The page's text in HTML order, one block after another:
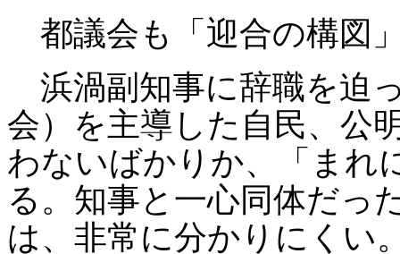
都議会も「迎合の構図
浜渦副知事に辞職を迫
会）を主導した自民、公
わないばかりか、「まれ
る。知事と一心同体だっ
は、非常に分かりにくい